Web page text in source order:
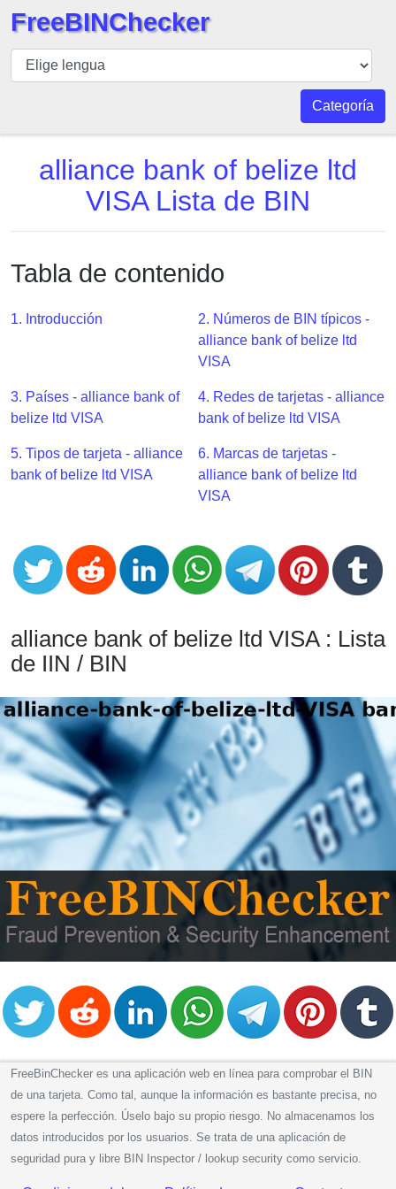
BIN
Inspector
Número
API
BIN
Generator
BIN
Checker
CC
Generator
from
Banks
Validator
Credit
Generator
Random
Credit
Card
Generator
Generate
Credit
Card
from
BIN
Credit
Card
Checker
Service
is
My
IP
Address
?
IP
Lookup
IP
FreeBINChecker
Categoría
alliance bank of belize ltd
VISA Lista de BIN
Tabla de contenido
1. Introducción
2. Números de BIN típicos -
alliance bank of belize ltd
VISA
3. Países - alliance bank of
belize ltd VISA
4. Redes de tarjetas - alliance
bank of belize ltd VISA
5. Tipos de tarjeta - alliance
bank of belize ltd VISA
6. Marcas de tarjetas -
alliance bank of belize ltd
VISA
alliance bank of belize ltd VISA : Lista
de IIN / BIN
FreeBinChecker es una aplicación web en línea para comprobar el BIN
de una tarjeta. Como tal, aunque la información es bastante precisa, no
espere la perfección. Úselo bajo su propio riesgo. No almacenamos los
datos introducidos por los usuarios. Se trata de una aplicación de
seguridad pura y libre BIN Inspector / lookup security como servicio.